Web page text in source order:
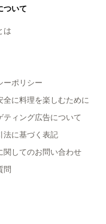
ついて
は
ーポリシー
全に料理を楽しむために
ティング広告について
法に基づく表記
関してのお問い合わせ
問